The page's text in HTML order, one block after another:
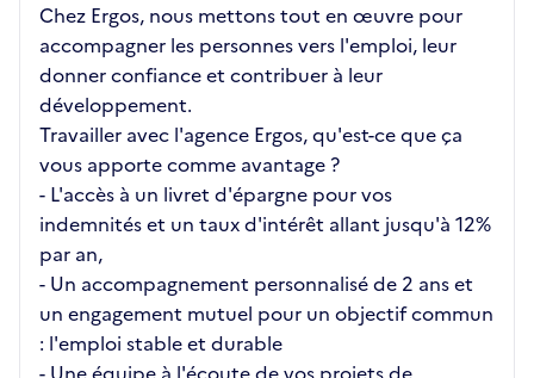
Chez Ergos, nous mettons tout en œuvre pour
accompagner les personnes vers l'emploi, leur
donner confiance et contribuer à leur
développement.
Travailler avec l'agence Ergos, qu'est-ce que ça
vous apporte comme avantage ?
- L'accès à un livret d'épargne pour vos
indemnités et un taux d'intérêt allant jusqu'à 12%
par an,
- Un accompagnement personnalisé de 2 ans et
un engagement mutuel pour un objectif commun
: l'emploi stable et durable